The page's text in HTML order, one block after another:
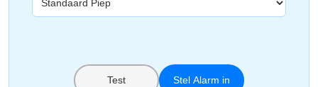
Test Stel Alarm in